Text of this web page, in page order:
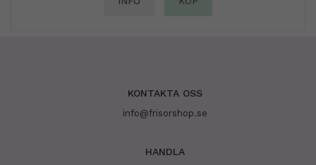
KONTAKTA OSS
info@frisorshop.se
HANDLA